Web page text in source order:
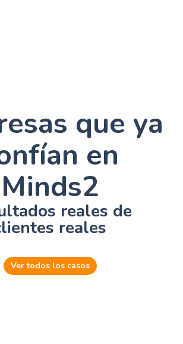
que ya
en
Minds2
reales de
reales
Ver todos los casos